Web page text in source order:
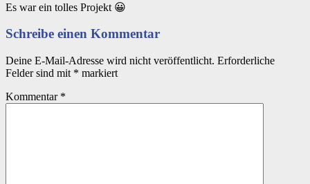
Es war ein tolles Projekt 😀
Schreibe einen Kommentar
Deine E-Mail-Adresse wird nicht veröffentlicht. Erforderliche
Felder sind mit * markiert
Kommentar *